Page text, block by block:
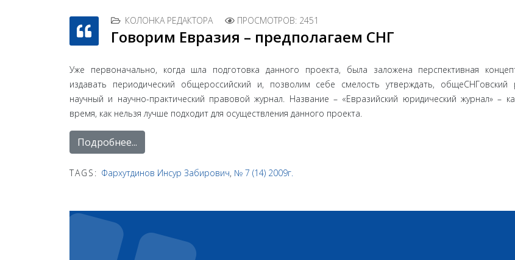
КОЛОНКА РЕДАКТОРА ПРОСМОТРОВ: 2451
Говорим Евразия – предполагаем СНГ
Уже первоначально, когда шла подготовка данного проекта, была заложена перспективная
издавать периодический общероссийский и, позволим себе смелость утверждать, общеСНГовский
научный и научно-практический правовой журнал. Название – «Евразийский юридический журнал» –
время, как нельзя лучше подходит для осуществления данного проекта.
Подробнее...
TAGS: Фархутдинов Инсур Забирович, № 7 (14) 2009г.